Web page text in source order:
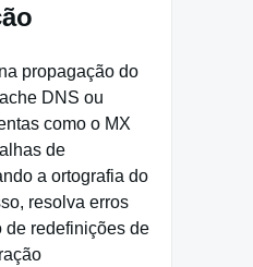
propagação do
DNS ou
como o MX
de
a ortografia do
resolva erros
de redefinições de